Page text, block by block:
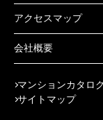
アクセスマップ
会社概要
マンションカタロ
サイトマップ